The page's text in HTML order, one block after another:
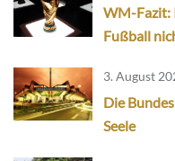
WM-Fazit:
Fußball
3. August
Die
Seele